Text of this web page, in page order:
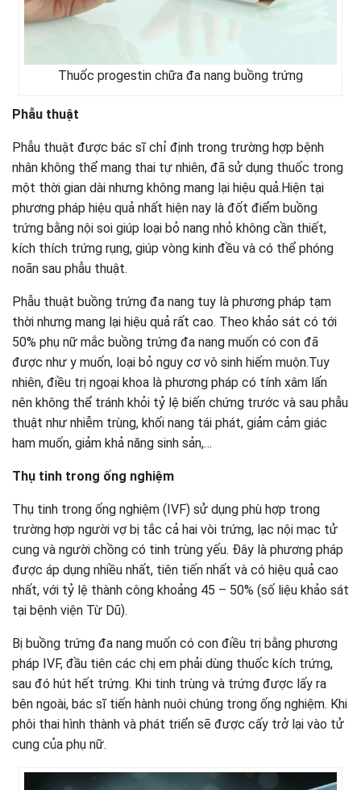
Thuốc progestin chữa đa nang buồng trứng
Phẫu thuật
Phẫu thuật được bác sĩ chỉ định trong trường hợp bệnh
nhân không thể mang thai tự nhiên, đã sử dụng thuốc trong
một thời gian dài nhưng không mang lại hiệu quả.Hiện tại
phương pháp hiệu quả nhất hiện nay là đốt điểm buồng
trứng bằng nội soi giúp loại bỏ nang nhỏ không cần thiết,
kích thích trứng rụng, giúp vòng kinh đều và có thể phóng
noãn sau phẫu thuật.
Phẫu thuật buồng trứng đa nang tuy là phương pháp tạm
thời nhưng mang lại hiệu quả rất cao. Theo khảo sát có tới
50% phụ nữ mắc buồng trứng đa nang muốn có con đã
được như y muốn, loại bỏ nguy cơ vô sinh hiếm muộn.Tuy
nhiên, điều trị ngoại khoa là phương pháp có tính xâm lấn
nên không thể tránh khỏi tỷ lệ biến chứng trước và sau phẫu
thuật như nhiễm trùng, khối nang tái phát, giảm cảm giác
ham muốn, giảm khả năng sinh sản,…
Thụ tinh trong ống nghiệm
Thụ tinh trong ống nghiệm (IVF) sử dụng phù hợp trong
trường hợp người vợ bị tắc cả hai vòi trứng, lạc nội mạc tử
cung và người chồng có tinh trùng yếu. Đây là phương pháp
được áp dụng nhiều nhất, tiên tiến nhất và có hiệu quả cao
nhất, với tỷ lệ thành công khoảng 45 – 50% (số liệu khảo sát
tại bệnh viện Từ Dũ).
Bị buồng trứng đa nang muốn có con điều trị bằng phương
pháp IVF, đầu tiên các chị em phải dùng thuốc kích trứng,
sau đó hút hết trứng. Khi tinh trùng và trứng được lấy ra
bên ngoài, bác sĩ tiến hành nuôi chúng trong ống nghiệm. Khi
phôi thai hình thành và phát triển sẽ được cấy trở lại vào tử
cung của phụ nữ.